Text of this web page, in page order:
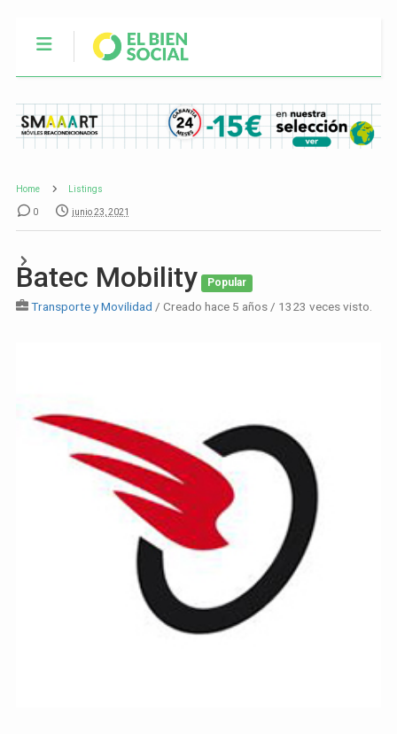
Home Listings
0 junio 23, 2021
Batec Mobility Popular
Transporte y Movilidad / Creado hace 5 años / 1323 veces visto.